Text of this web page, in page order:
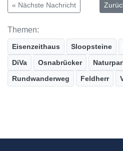
« Nächste Nachricht
Themen:
Eisenzeithaus Sloopsteine
DiVa
Osnabrücker
Rundwanderweg
Feldherr